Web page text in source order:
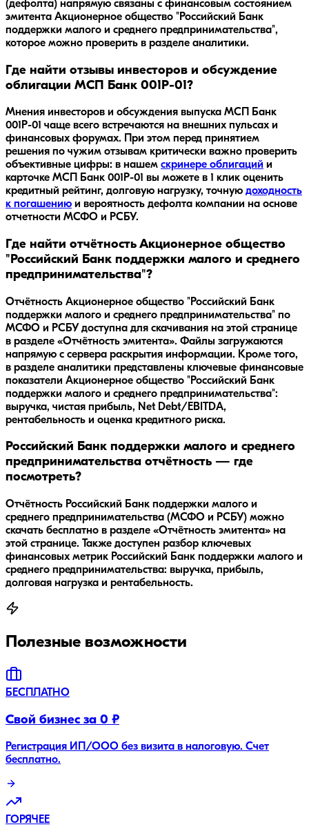
(дефолта) напрямую связаны с финансовым состоянием
эмитента Акционерное общество "Российский Банк
поддержки малого и среднего предпринимательства",
которое можно проверить в разделе аналитики.
Где найти отзывы инвесторов и обсуждение
облигации МСП Банк 001P-01?
Мнения инвесторов и обсуждения выпуска МСП Банк
001P-01 чаще всего встречаются на внешних пульсах и
финансовых форумах. При этом перед принятием
решения по чужим отзывам критически важно проверить
объективные цифры: в нашем скринере облигаций и
карточке МСП Банк 001P-01 вы можете в 1 клик оценить
кредитный рейтинг, долговую нагрузку, точную доходность
к погашению и вероятность дефолта компании на основе
отчетности МСФО и РСБУ.
Где найти отчётность Акционерное общество
"Российский Банк поддержки малого и среднего
предпринимательства"?
Отчётность Акционерное общество "Российский Банк
поддержки малого и среднего предпринимательства" по
МСФО и РСБУ доступна для скачивания на этой странице
в разделе «Отчётность эмитента». Файлы загружаются
напрямую с сервера раскрытия информации. Кроме того,
в разделе аналитики представлены ключевые финансовые
показатели Акционерное общество "Российский Банк
поддержки малого и среднего предпринимательства":
выручка, чистая прибыль, Net Debt/EBITDA,
рентабельность и оценка кредитного риска.
Российский Банк поддержки малого и среднего
предпринимательства отчётность — где
посмотреть?
Отчётность Российский Банк поддержки малого и
среднего предпринимательства (МСФО и РСБУ) можно
скачать бесплатно в разделе «Отчётность эмитента» на
этой странице. Также доступен разбор ключевых
финансовых метрик Российский Банк поддержки малого и
среднего предпринимательства: выручка, прибыль,
долговая нагрузка и рентабельность.
Полезные возможности
БЕСПЛАТНО
Свой бизнес за 0 ₽
Регистрация ИП/ООО без визита в налоговую. Счет
бесплатно.
ГОРЯЧЕЕ